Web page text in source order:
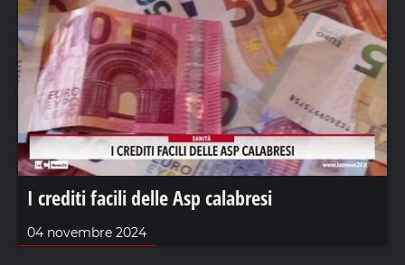
I crediti facili delle Asp calabresi
04 novembre 2024